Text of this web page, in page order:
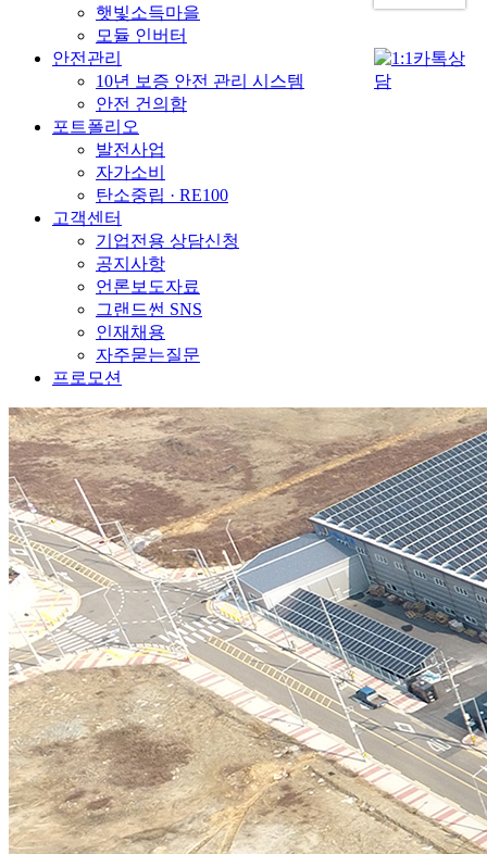
햇빛소득마을
모듈 인버터
안전관리
10년 보증 안전 관리 시스템
안전 건의함
포트폴리오
발전사업
자가소비
탄소중립 · RE100
고객센터
기업전용 상담신청
공지사항
언론보도자료
그랜드썬 SNS
인재채용
자주묻는질문
프로모션